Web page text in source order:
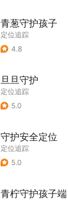
青葱守护孩子
定位追踪
4.8
旦旦守护
定位追踪
5.0
守护安全定位
定位追踪
5.0
青柠守护孩子端